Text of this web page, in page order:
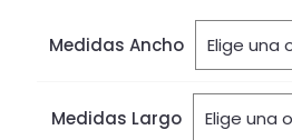
Medidas Ancho
Medidas Largo